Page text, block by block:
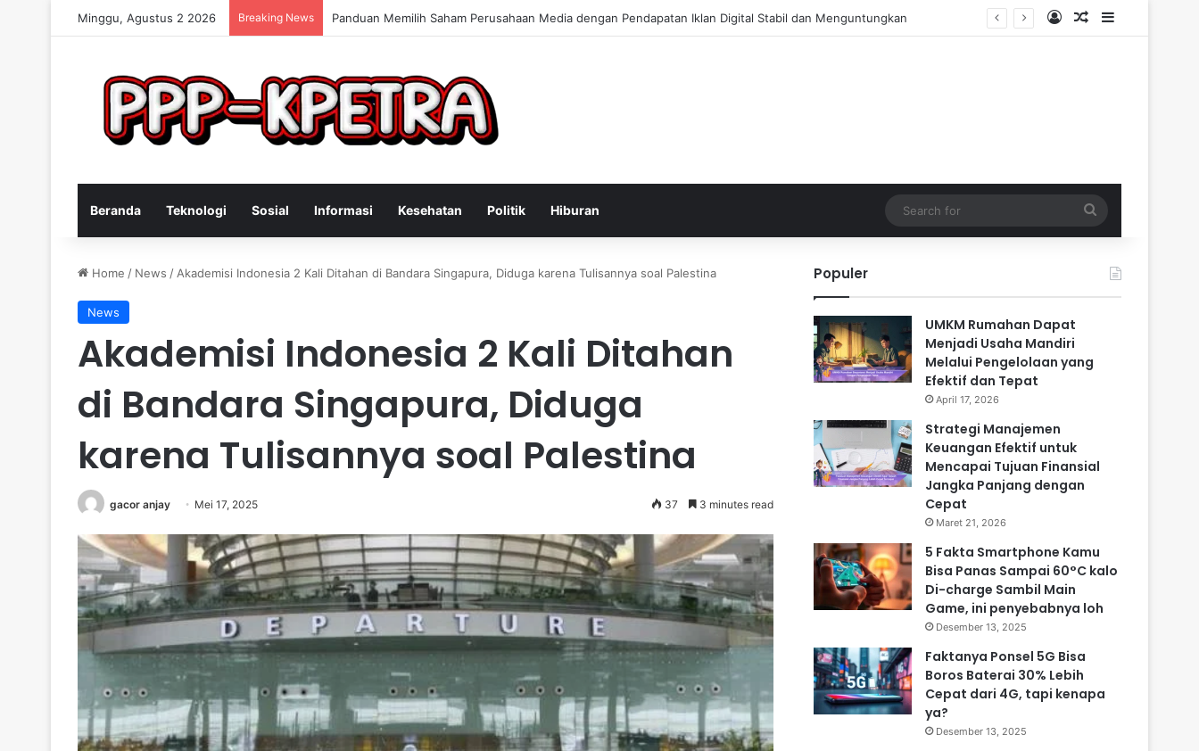
Minggu, Agustus 2 2026 Breaking News Keterampilan Konsultan Bisnis Online untuk Meningkatkan Pendapatan Berdasarkan Pengalaman Praktis Log InRandom Article
Sidebar
Beranda Teknologi Sosial Informasi Kesehatan Politik Hiburan
for
Home / News / Akademisi Indonesia 2 Kali Ditahan di Bandara Singapura, Diduga karena Tulisannya soal Palestina
News
Akademisi Indonesia 2 Kali Ditahan
di Bandara Singapura, Diduga
karena Tulisannya soal Palestina
gacor anjay Mei 17, 2025 37 3 minutes read
Populer
UMKM Rumahan Dapat
Menjadi Usaha Mandiri
Melalui Pengelolaan yang
Efektif dan Tepat
April 17, 2026
Strategi Manajemen
Keuangan Efektif untuk
Mencapai Tujuan Finansial
Jangka Panjang dengan
Cepat
Maret 21, 2026
5 Fakta Smartphone Kamu
Bisa Panas Sampai 60°C kalo
Di-charge Sambil Main
Game, ini penyebabnya loh
Desember 13, 2025
Faktanya Ponsel 5G Bisa
Boros Baterai 30% Lebih
Cepat dari 4G, tapi kenapa
ya?
Desember 13, 2025